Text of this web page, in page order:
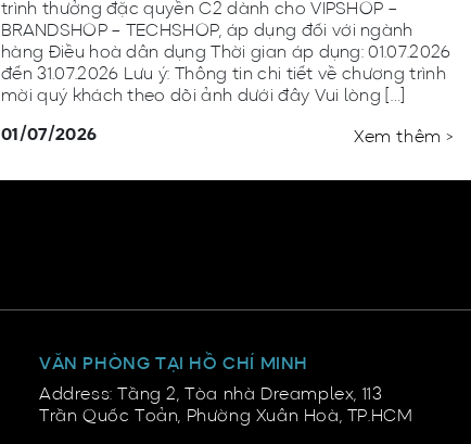
trình thưởng đặc quyền C2 dành cho VIPSHOP –
BRANDSHOP – TECHSHOP, áp dụng đối với ngành
hàng Điều hoà dân dụng Thời gian áp dụng: 01.07.2026
đến 31.07.2026 Lưu ý: Thông tin chi tiết về chương trình
mời quý khách theo dõi ảnh dưới đây Vui lòng […]
01/07/2026 Xem thêm >
VĂN PHÒNG TẠI HỒ CHÍ MINH
Address: Tầng 2, Tòa nhà Dreamplex, 113
Trần Quốc Toản, Phường Xuân Hoà, TP.HCM